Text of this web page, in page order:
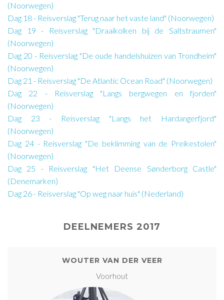
(Noorwegen)
Dag 18 - Reisverslag "Terug naar het vaste land" (Noorwegen)
Dag 19 - Reisverslag "Draaikolken bij de Saltstraumen"
(Noorwegen)
Dag 20 - Reisverslag "De oude handelshuizen van Trondheim"
(Noorwegen)
Dag 21 - Reisverslag "De Atlantic Ocean Road" (Noorwegen)
Dag 22 - Reisverslag "Langs bergwegen en fjorden"
(Noorwegen)
Dag 23 - Reisverslag "Langs het Hardangerfjord"
(Noorwegen)
Dag 24 - Reisverslag "De beklimming van de Preikestolen"
(Noorwegen)
Dag 25 - Reisverslag "Het Deense Sønderborg Castle"
(Denemarken)
Dag 26 - Reisverslag "Op weg naar huis" (Nederland)
DEELNEMERS 2017
WOUTER VAN DER VEER
Voorhout